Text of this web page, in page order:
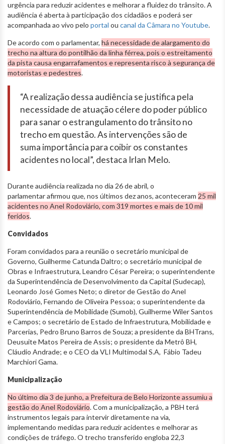
urgência para reduzir acidentes e melhorar a fluidez do trânsito. A
audiência é aberta à participação dos cidadãos e poderá ser
acompanhada ao vivo pelo portal ou canal da Câmara no Youtube.
De acordo com o parlamentar, há necessidade de alargamento do
trecho na altura do pontilhão da linha férrea, pois o estreitamento
da pista causa engarrafamentos e representa risco à segurança de
motoristas e pedestres.
“A realização dessa audiência se justifica pela
necessidade de atuação célere do poder público
para sanar o estrangulamento do trânsito no
trecho em questão. As intervenções são de
suma importância para coibir os constantes
acidentes no local”, destaca Irlan Melo.
Durante audiência realizada no dia 26 de abril, o
parlamentar afirmou que, nos últimos dez anos, aconteceram 25 mil
acidentes no Anel Rodoviário, com 319 mortes e mais de 10 mil
feridos.
Convidados
Foram convidados para a reunião o secretário municipal de
Governo, Guilherme Catunda Daltro; o secretário municipal de
Obras e Infraestrutura, Leandro César Pereira; o superintendente
da Superintendência de Desenvolvimento da Capital (Sudecap),
Leonardo José Gomes Neto; o diretor de Gestão do Anel
Rodoviário, Fernando de Oliveira Pessoa; o superintendente da
Superintendência de Mobilidade (Sumob), Guilherme Wiler Santos
e Campos; o secretário de Estado de lnfraestrutura, Mobilidade e
Parcerias, Pedro Bruno Barros de Souza; a presidente da BHTrans,
Deusuite Matos Pereira de Assis; o presidente da Metrô BH,
Cláudio Andrade; e o CEO da VLI Multimodal S.A, Fábio Tadeu
Marchiori Gama.
Municipalização
No último dia 3 de junho, a Prefeitura de Belo Horizonte assumiu a
gestão do Anel Rodoviário. Com a municipalização, a PBH terá
instrumentos legais para intervir diretamente na via,
implementando medidas para reduzir acidentes e melhorar as
condições de tráfego. O trecho transferido engloba 22,3